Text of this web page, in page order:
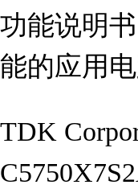
功能说明
能的应用
TDK